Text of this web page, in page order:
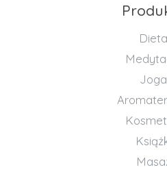
Dieta
Joga